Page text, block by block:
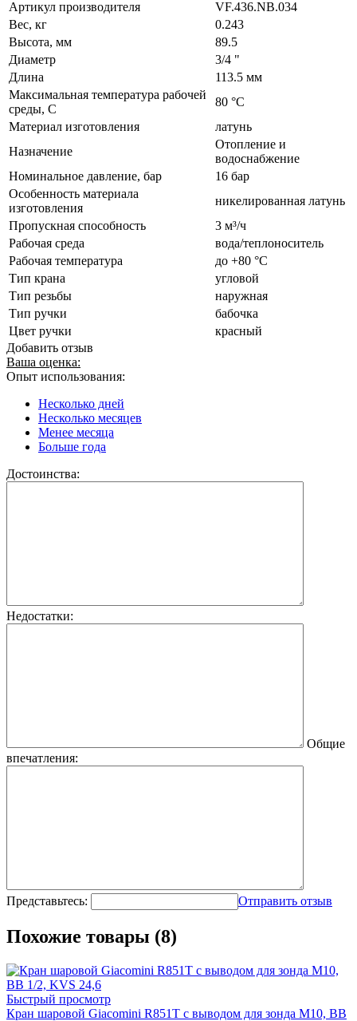
Артикул производителя
VF.436.NB.034
Вес, кг
0.243
Высота, мм
89.5
Диаметр
3/4 "
Длина
113.5 мм
Максимальная температура рабочей
среды, С
80 °C
Материал изготовления
латунь
Назначение
Отопление и
водоснабжение
Номинальное давление, бар
16 бар
Особенность материала
изготовления
никелированная латунь
Пропускная способность
3 м³/ч
Рабочая среда
вода/теплоноситель
Рабочая температура
до +80 °C
Тип крана
угловой
Тип резьбы
наружная
Тип ручки
бабочка
Цвет ручки
красный
Добавить отзыв
Ваша оценка:
Опыт использования:
Несколько дней
Несколько месяцев
Менее месяца
Больше года
Достоинства:
Недостатки:
Общие
впечатления:
Представьтесь: Отправить отзыв
Похожие товары (8)
Быстрый просмотр
Кран шаровой Giacomini R851T с выводом для зонда М10, ВВ